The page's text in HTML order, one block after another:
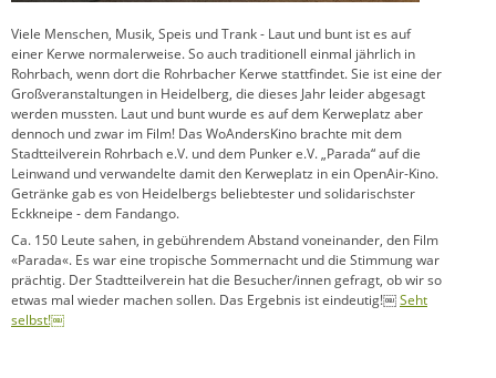
Viele Menschen, Musik, Speis und Trank - Laut und bunt ist es auf
einer Kerwe normalerweise. So auch traditionell einmal jährlich in
Rohrbach, wenn dort die Rohrbacher Kerwe stattfindet. Sie ist eine der
Großveranstaltungen in Heidelberg, die dieses Jahr leider abgesagt
werden mussten. Laut und bunt wurde es auf dem Kerweplatz aber
dennoch und zwar im Film! Das WoAndersKino brachte mit dem
Stadtteilverein Rohrbach e.V. und dem Punker e.V. „Parada“ auf die
Leinwand und verwandelte damit den Kerweplatz in ein OpenAir-Kino.
Getränke gab es von Heidelbergs beliebtester und solidarischster
Eckkneipe - dem Fandango.
Ca. 150 Leute sahen, in gebührendem Abstand voneinander, den Film
«Parada«. Es war eine tropische Sommernacht und die Stimmung war
prächtig. Der Stadtteilverein hat die Besucher/innen gefragt, ob wir so
etwas mal wieder machen sollen. Das Ergebnis ist eindeutig!￼Seht
selbst!￼